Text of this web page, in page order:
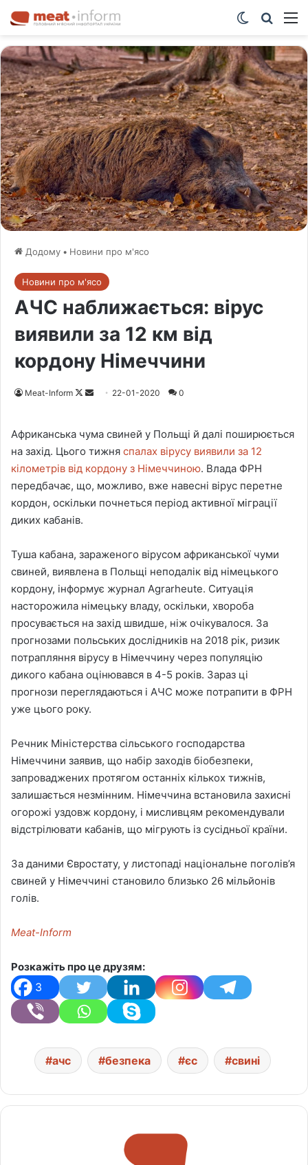
Switch skin
Додому • Новини про м'ясо
Новини про м'ясо
АЧС наближається: вірус
виявили за 12 км від
кордону Німеччини
Meat-Inform
F
l
w
o
n
a
n
e
m
l
22-01-2020 0
Африканська чума свиней у Польщі й далі поширюється
на захід. Цього тижня спалах вірусу виявили за 12
кілометрів від кордону з Німеччиною. Влада ФРН
передбачає, що, можливо, вже навесні вірус перетне
кордон, оскільки почнеться період активної міграції
диких кабанів.
Туша кабана, зараженого вірусом африканської чуми
свиней, виявлена ​​в Польщі неподалік від німецького
кордону, інформує журнал Agrarheute. Ситуація
насторожила німецьку владу, оскільки, хвороба
просувається на захід швидше, ніж очікувалося. За
прогнозами польських дослідників на 2018 рік, ризик
потрапляння вірусу в Німеччину через популяцію
дикого кабана оцінювався в 4-5 років. Зараз ці
прогнози переглядаються і АЧС може потрапити в ФРН
уже цього року.
Речник Міністерства сільського господарства
Німеччини заявив, що набір заходів біобезпеки,
запроваджених протягом останніх кількох тижнів,
залишається незмінним. Німеччина встановила захисні
огорожі уздовж кордону, і мисливцям рекомендували
відстрілювати кабанів, що мігрують із сусідньої країни.
За даними Євростату, у листопаді національне поголів’я
свиней у Німеччині становило близько 26 мільйонів
голів.
Meat-Inform
Розкажіть про це друзям:
3
ачс безпека єс свині